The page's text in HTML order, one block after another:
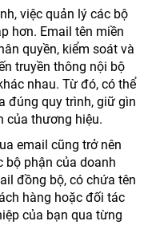
việc quản lý các bộ
hơn. Email tên miền
quyền, kiểm soát và
truyền thông nội bộ
nhau. Từ đó, có thể
đúng quy trình, giữ gìn
của thương hiệu.
email cũng trở nên
bộ phận của doanh
đồng bộ, có chứa tên
hàng hoặc đối tác
của bạn qua từng